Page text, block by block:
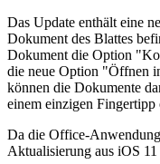
Das Update enthält eine
Dokument des Blattes
Dokument die Option
die neue Option "Öffnen
können die Dokumente
einem einzigen Fingertipp
Da die Office-
Aktualisierung aus iOS